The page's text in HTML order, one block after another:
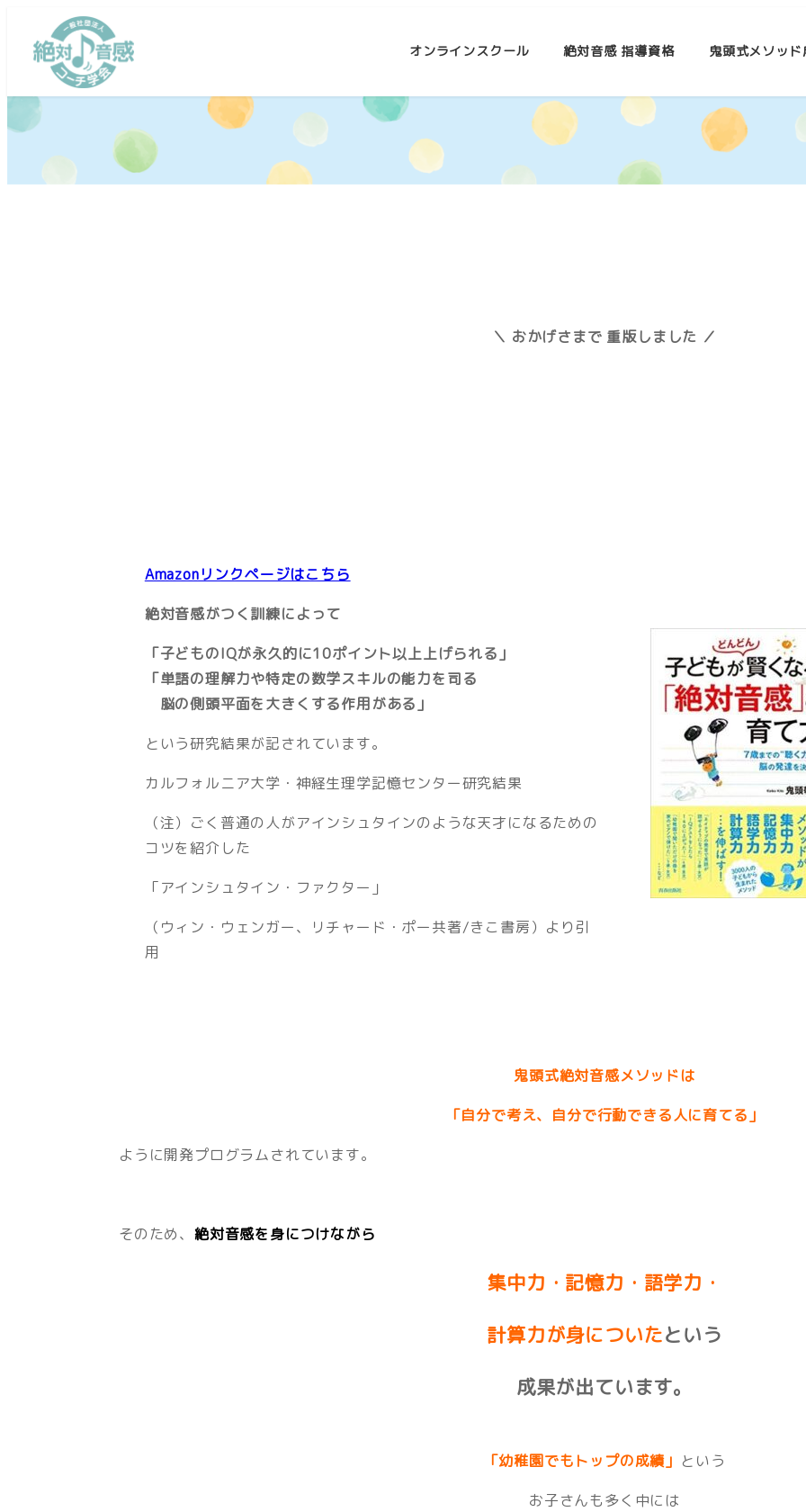
オンラインスクール 絶対音感 指導資格 鬼頭式メソッド
＼ おかげさまで 重版しました ／
Amazonリンクページはこちら
絶対音感がつく訓練によって
「子どものIQが永久的に10ポイント以上上げられる」
「単語の理解力や特定の数学スキルの能力を司る
脳の側頭平面を大きくする作用がある」
という研究結果が記されています。
カルフォルニア大学・神経生理学記憶センター研究結果
（注）ごく普通の人がアインシュタインのような天才になるための
コツを紹介した
「アインシュタイン・ファクター」
（ウィン・ウェンガー、リチャード・ポー共著/きこ書房）より引
用
鬼頭式絶対音感メソッドは
「自分で考え、自分で行動できる人に育てる」
ように開発プログラムされています。
そのため、 絶対音感を身につけながら
集中力・記憶力・ 語学力・
計算力が身についたという
成果が出ています。
「幼稚園でもトップの成績」 という
お子さんも多く中には